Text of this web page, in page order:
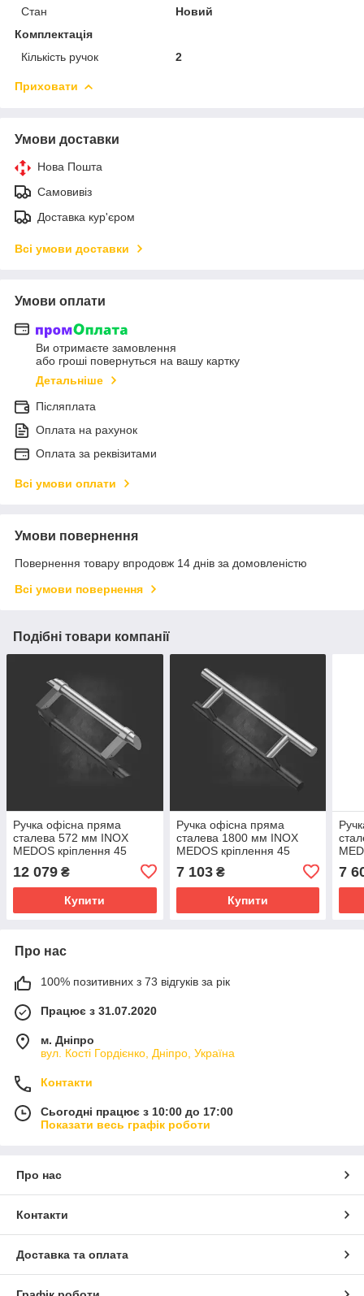
Стан
Новий
Комплектація
Кількість ручок
2
Приховати
Умови доставки
Нова Пошта
Самовивіз
Доставка кур'єром
Всі умови доставки
Умови оплати
Ви отримаєте замовлення
або гроші повернуться на вашу картку
Детальніше
Післяплата
Оплата на рахунок
Оплата за реквізитами
Всі умови оплати
Умови повернення
Повернення товару впродовж 14 днів за домовленістю
Всі умови повернення
Подібні товари компанії
Ручка офісна пряма
сталева 572 мм INOX
MEDOS кріплення 45
12 079 ₴
Купити
Ручка офісна пряма
сталева 1800 мм INOX
MEDOS кріплення 45
7 103₴
Купити
7
Про нас
100% позитивних з 73 відгуків за рік
Працює з 31.07.2020
м. Дніпро
вул. Кості Гордієнко, Дніпро, Україна
Контакти
Сьогодні працює з 10:00 до 17:00
Показати весь графік роботи
Про нас
Контакти
Доставка та оплата